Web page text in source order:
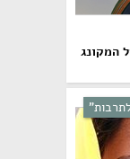
המקונג